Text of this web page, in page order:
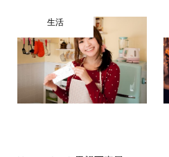
生活